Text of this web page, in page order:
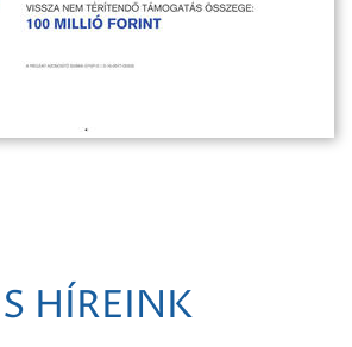
HÍREINK